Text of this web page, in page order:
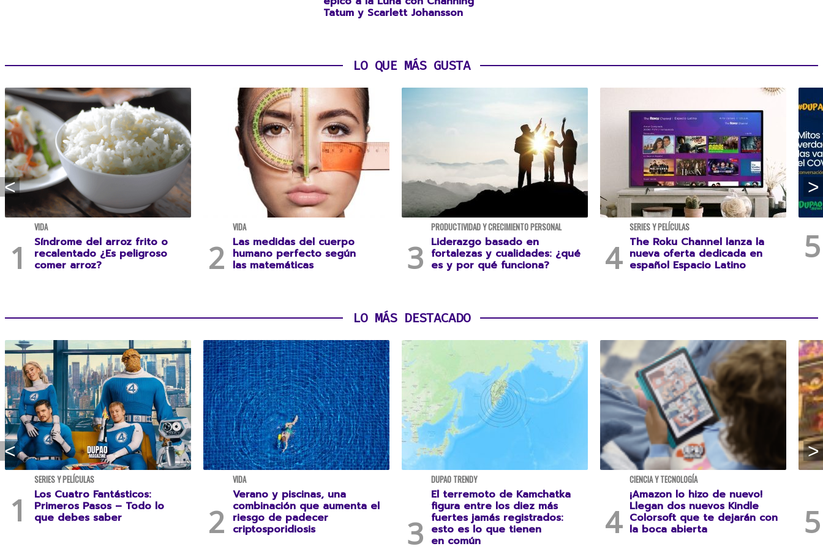
Tatum y Scarlett Johansson
LO QUE MÁS GUSTA
VIDA
Síndrome del arroz frito o
recalentado ¿Es peligroso
comer arroz?
VIDA
Las medidas del cuerpo
humano perfecto según
las matemáticas
PRODUCTIVIDAD Y CRECIMIENTO PERSONAL
Liderazgo basado en
fortalezas y cualidades: ¿qué
es y por qué funciona?
SERIES Y PELÍCULAS
The Roku Channel lanza la
nueva oferta dedicada en
español Espacio Latino
LO MÁS DESTACADO
SERIES Y PELÍCULAS
Los Cuatro Fantásticos:
Primeros Pasos – Todo lo
que debes saber
VIDA
Verano y piscinas, una
combinación que aumenta el
riesgo de padecer
criptosporidiosis
DUPAO TRENDY
El terremoto de Kamchatka
figura entre los diez más
fuertes jamás registrados:
esto es lo que tienen
en común
CIENCIA Y TECNOLOGÍA
¡Amazon lo hizo de nuevo!
Llegan dos nuevos Kindle
Colorsoft que te dejarán con
la boca abierta